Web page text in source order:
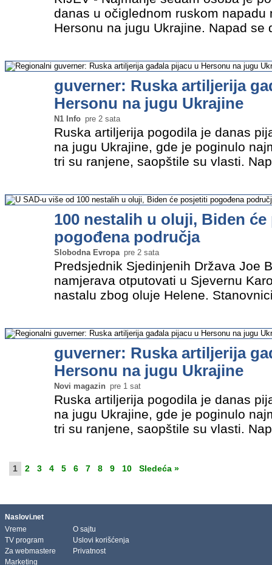
danas u očiglednom ruskom napadu
Hersonu na jugu Ukrajine. Napad se
guverner: Ruska artiljerija
Hersonu na jugu Ukrajine
N1 Info pre 2 sata
Ruska artiljerija pogodila je danas
na jugu Ukrajine, gde je poginulo
tri su ranjene, saopštile su vlasti.
100 nestalih u oluji, Biden
pogođena područja
Slobodna Evropa pre 2 sata
Predsjednik Sjedinjenih Država Joe
namjerava otputovati u Sjevernu
nastalu zbog oluje Helene.
guverner: Ruska artiljerija
Hersonu na jugu Ukrajine
Novi magazin pre 1 sat
Ruska artiljerija pogodila je danas
na jugu Ukrajine, gde je poginulo
tri su ranjene, saopštile su vlasti.
1 2 3 4 5 6 7 8 9 10 Sledeća »
Naslovi.net
Vreme
TV program
Za webmastere
Marketing
O sajtu
Uslovi korišćenja
Privatnost